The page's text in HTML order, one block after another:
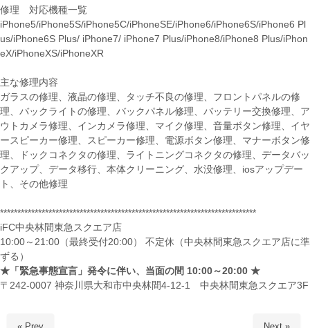
修理 対応機種一覧
iPhone5/iPhone5S/iPhone5C/iPhoneSE/iPhone6/iPhone6S/iPhone6 Pl
us/iPhone6S Plus/ iPhone7/ iPhone7 Plus/iPhone8/iPhone8 Plus/iPhon
eX/iPhoneXS/iPhoneXR
主な修理内容
ガラスの修理、液晶の修理、タッチ不良の修理、フロントパネルの修
理、バックライトの修理、バックパネル修理、バッテリー交換修理、ア
ウトカメラ修理、インカメラ修理、マイク修理、音量ボタン修理、イヤ
ースピーカー修理、スピーカー修理、電源ボタン修理、マナーボタン修
理、ドックコネクタの修理、ライトニングコネクタの修理、データバッ
クアップ、データ移行、本体クリーニング、水没修理、iosアップデー
ト、その他修理
**************************************************************************
iFC中央林間東急スクエア店
10:00～21:00（最終受付20:00） 不定休（中央林間東急スクエア店に準
ずる）
★ 「緊急事態宣言」発令に伴い、当面の間 10:00 ～20:00 ★
〒242-0007 神奈川県大和市中央林間4-12-1 中央林間東急スクエア3F